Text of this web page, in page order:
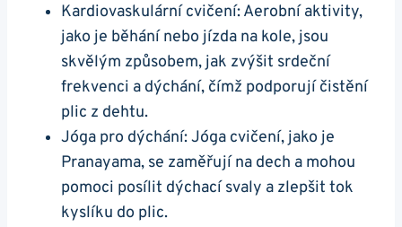
Kardiovaskulární cvičení: ⁣Aerobní aktivity,
jako je běhání nebo jízda⁤ na kole, jsou
skvělým způsobem, jak ⁢zvýšit⁣ srdeční ​
frekvenci a dýchání, čímž podporují čistění
plic z dehtu.
Jóga pro dýchání: Jóga cvičení, jako‌ je
Pranayama,⁣ se zaměřují na dech a mohou
⁢pomoci posílit dýchací svaly⁢ a zlepšit tok
kyslíku​ do plic.